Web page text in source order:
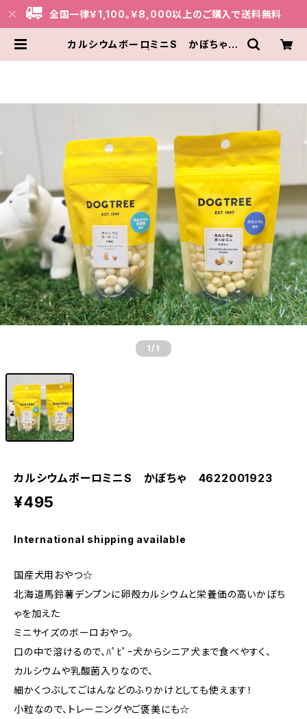
全国一律￥1,100。￥8,000以上のご購入で送料無料
カルシウムボーロミニS かぼちゃ
1 /1
カルシウムボーロミニS かぼちゃ 4622001923
¥495
International shipping available
国産犬用おやつ☆
北海道馬鈴薯デンプンに卵殻カルシウムと栄養価の高いかぼち
ゃを加えた
ミニサイズのボーロおやつ。
口の中で溶けるので、ﾊﾟﾋﾟｰ犬からシニア犬まで食べやすく、
カルシウムや乳酸菌入りなので、
細かくつぶしてごはんなどのふりかけとしても使えます！
小粒なので、トレーニングやご褒美にも☆